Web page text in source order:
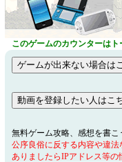
このゲームのカウンターはト
無料ゲーム攻略、感想を書こ
公序良俗に反する内容や違
ありましたらIPアドレス等